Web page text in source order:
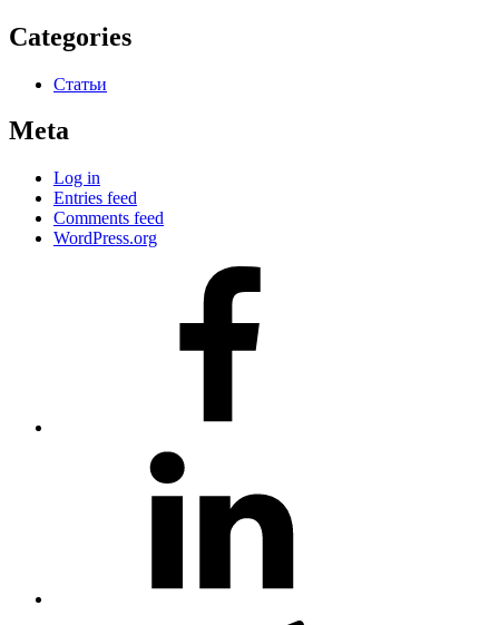
Categories
Статьи
Meta
Log in
Entries feed
Comments feed
WordPress.org